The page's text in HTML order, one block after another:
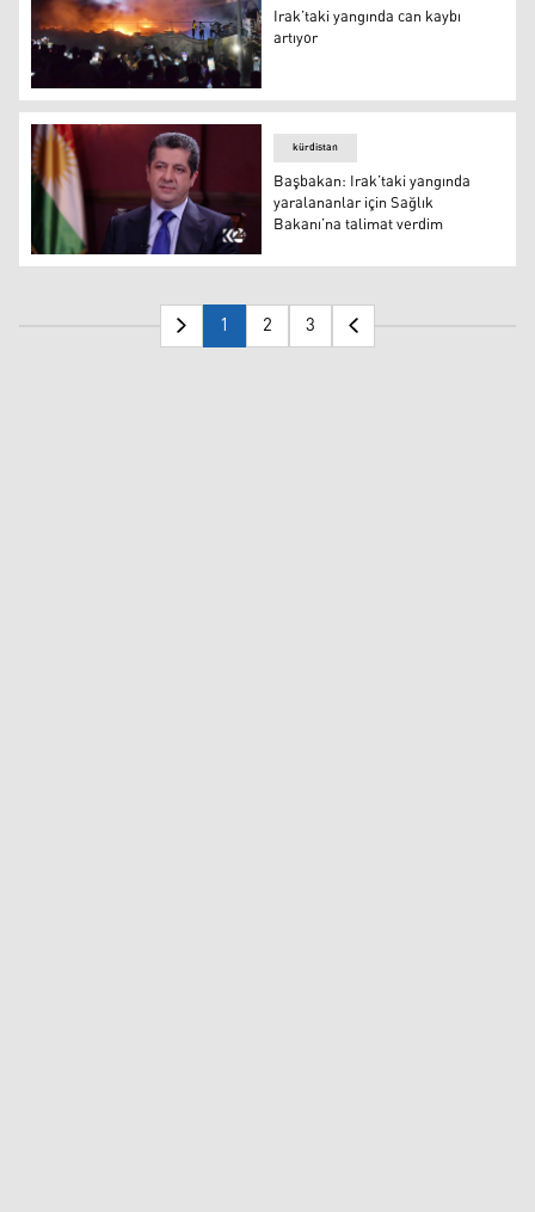
Irak’taki yangında can kaybı artıyor
Irak’taki yangında can kaybı
artıyor
Başbakan Mesrur Barzani
kürdistan
Başbakan: Irak’taki yangında
yaralananlar için Sağlık
Bakanı’na talimat verdim
1 2 3